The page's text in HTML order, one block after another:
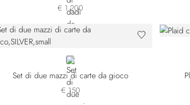
€ 1.200
SILVER
Set di due mazzi di carte da gioco
€ 150